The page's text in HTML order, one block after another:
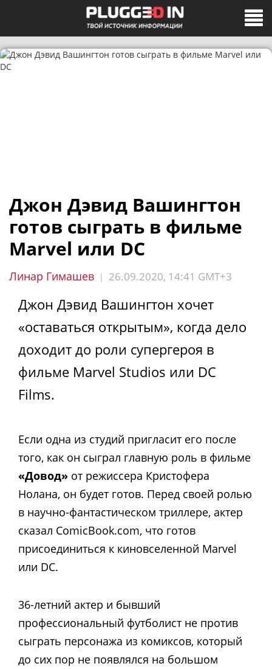
Джон Дэвид Вашингтон
готов сыграть в фильме
Marvel или DC
Линар Гимашев | 26.09.2020, 14:41 GMT+3
Джон Дэвид Вашингтон хочет
«оставаться открытым», когда дело
доходит до роли супергероя в
фильме Marvel Studios или DC
Films.
Если одна из студий пригласит его после
того, как он сыграл главную роль в фильме
«Довод» от режиссера Кристофера
Нолана, он будет готов. Перед своей ролью
в научно-фантастическом триллере, актер
сказал ComicBook.com, что готов
присоединиться к киновселенной Marvel
или DC.
36-летний актер и бывший
профессиональный футболист не против
сыграть персонажа из комиксов, который
до сих пор не появлялся на большом